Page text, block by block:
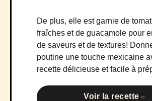
De plus, elle est garnie de
fraîches et de guacamole pour
de saveurs et de textures!
poutine une touche mexicaine
recette délicieuse et facile à
Voir la recette